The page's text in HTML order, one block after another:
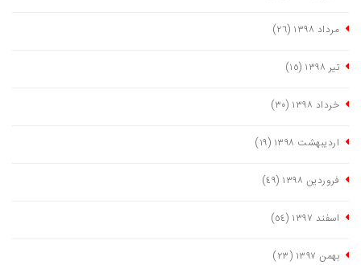
مرداد ١٣٩٨ (٢٦)
تیر ١٣٩٨ (١٥)
خرداد ١٣٩٨ (٣٠)
اردیبهشت ١٣٩٨ (١٩)
فروردین ١٣٩٨ (٤٩)
اسفند ١٣٩٧ (٥٤)
بهمن ١٣٩٧ (٢٣)